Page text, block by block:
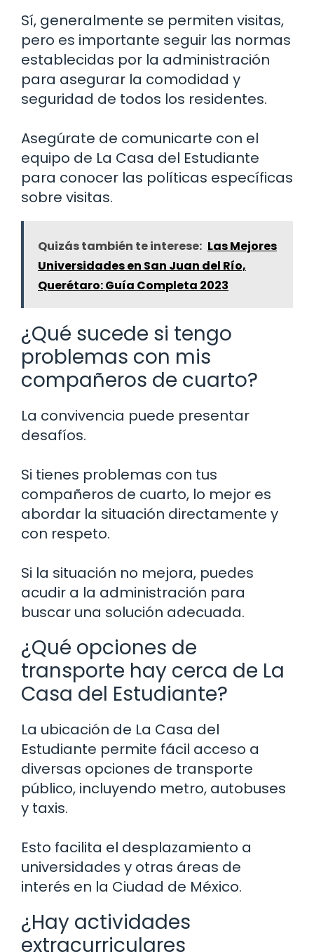
Sí, generalmente se permiten visitas,
pero es importante seguir las normas
establecidas por la administración
para asegurar la comodidad y
seguridad de todos los residentes.
Asegúrate de comunicarte con el
equipo de La Casa del Estudiante
para conocer las políticas específicas
sobre visitas.
Quizás también te interese: Las Mejores
Universidades en San Juan del Río,
Querétaro: Guía Completa 2023
¿Qué sucede si tengo
problemas con mis
compañeros de cuarto?
La convivencia puede presentar
desafíos.
Si tienes problemas con tus
compañeros de cuarto, lo mejor es
abordar la situación directamente y
con respeto.
Si la situación no mejora, puedes
acudir a la administración para
buscar una solución adecuada.
¿Qué opciones de
transporte hay cerca de La
Casa del Estudiante?
La ubicación de La Casa del
Estudiante permite fácil acceso a
diversas opciones de transporte
público, incluyendo metro, autobuses
y taxis.
Esto facilita el desplazamiento a
universidades y otras áreas de
interés en la Ciudad de México.
¿Hay actividades
extracurriculares